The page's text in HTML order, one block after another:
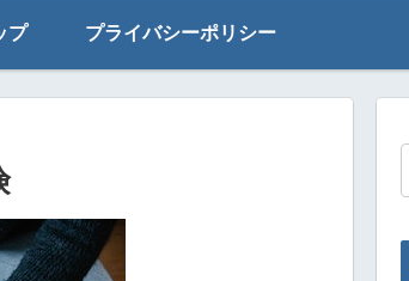
プ プライバシーポリシー